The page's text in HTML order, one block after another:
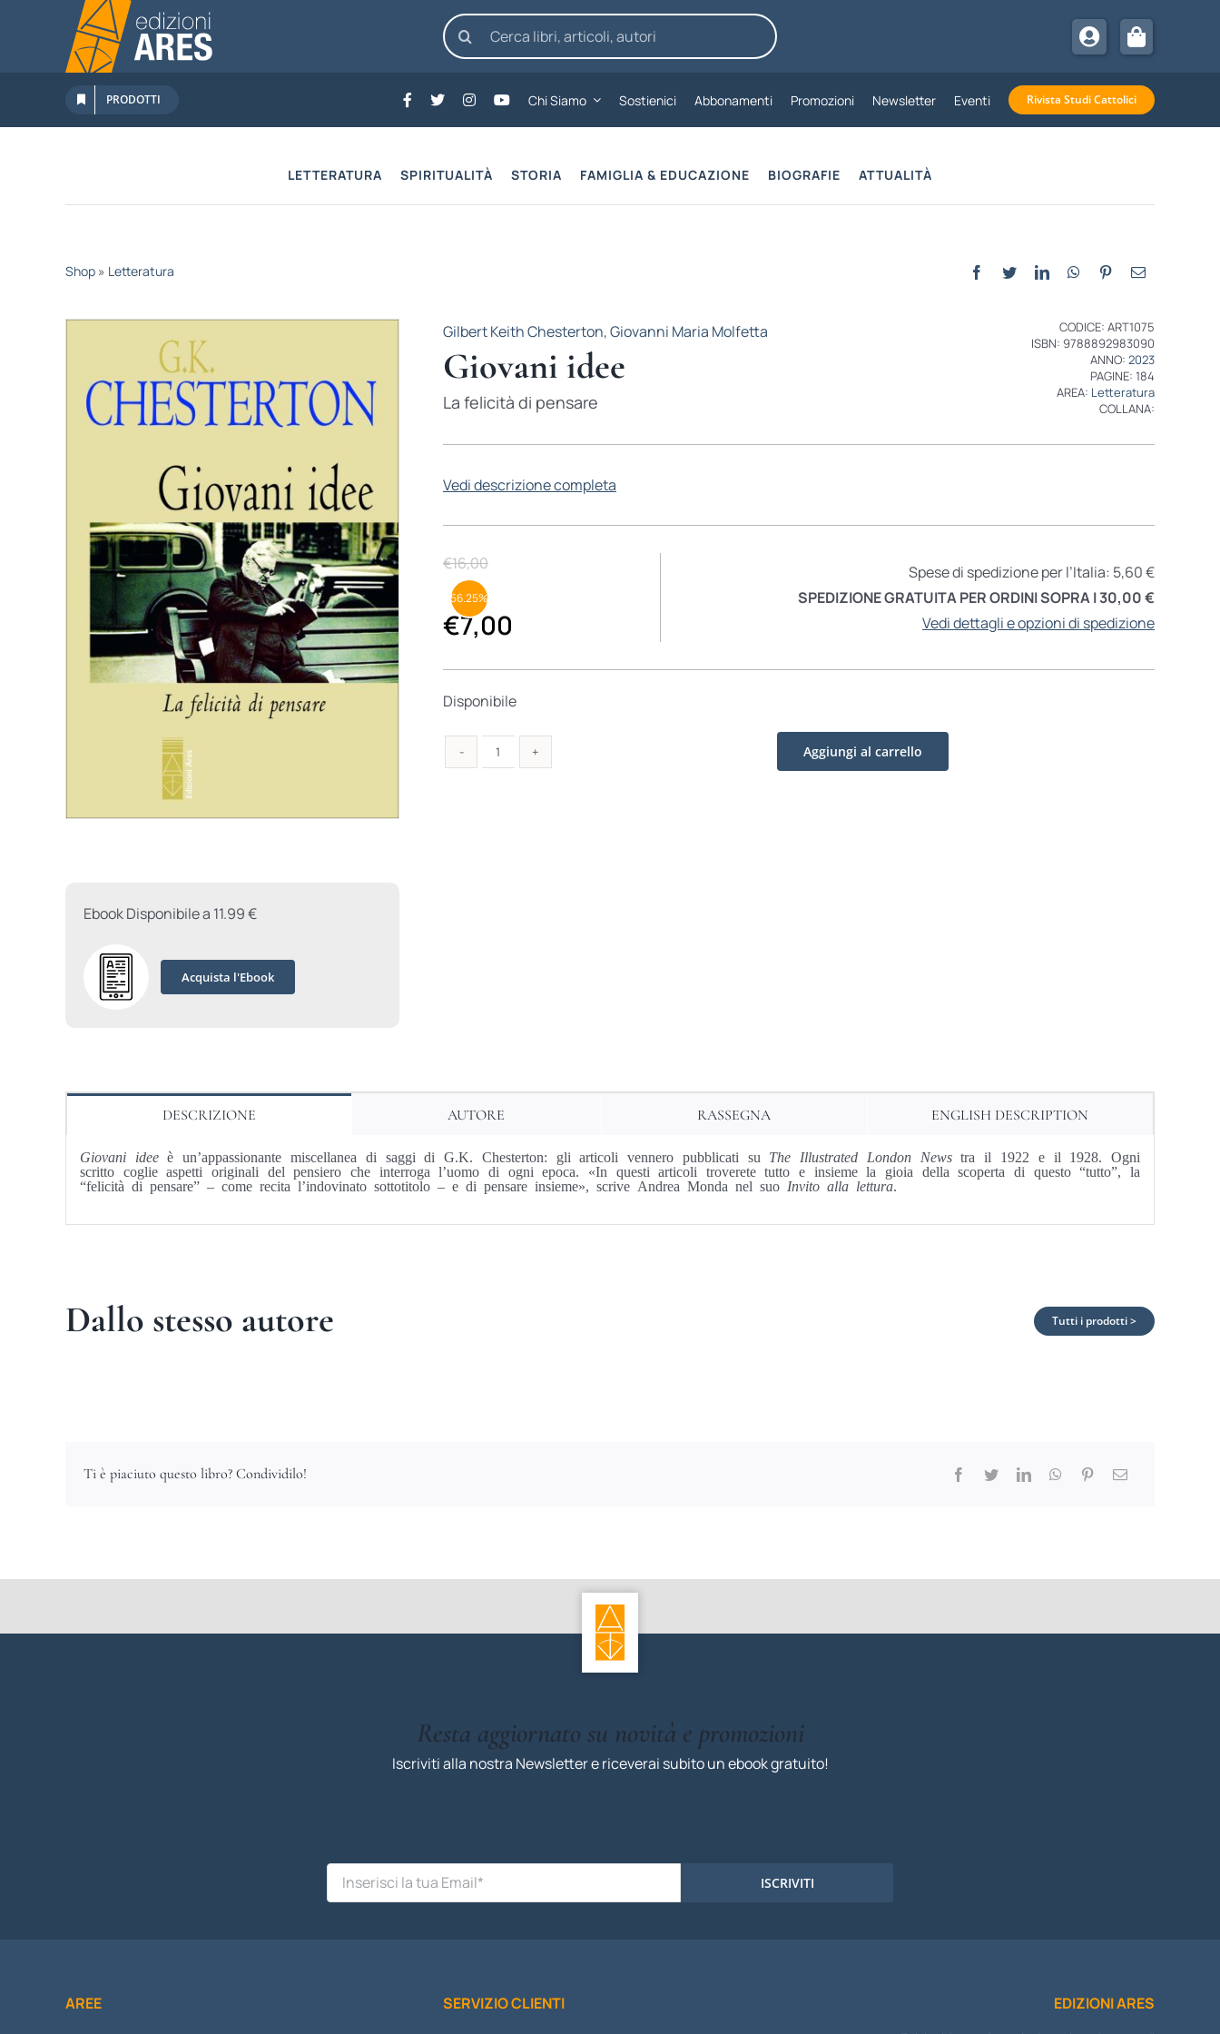
contenuto
Cerca
per:
PRODOTTI Chi Siamo Sostienici Abbonamenti Promozioni Newsletter Eventi Rivista Studi Cattolici
LETTERATURA SPIRITUALITÀ STORIA FAMIGLIA & EDUCAZIONE BIOGRAFIE ATTUALITÀ
Shop» Letteratura
Gilbert Keith Chesterton,Giovanni Maria Molfetta
Giovani idee
La felicità di pensare
CODICE: ART1075
ISBN: 9788892983090
ANNO:2023
PAGINE: 184
AREA: Letteratura
COLLANA:
Vedi descrizione completa
€16,00
€7,00
56.25%
Spese di spedizione per l’Italia: 5,60 €
SPEDIZIONE GRATUITA PER ORDINI SOPRA I 30,00 €
Vedi dettagli e opzioni di spedizione
Disponibile
Giovani
Aggiungi al carrello
Ebook Disponibile a 11.99 €
Acquista l'Ebook
DESCRIZIONE AUTORE RASSEGNA ENGLISH DESCRIPTION
Giovani ideeè un’appassionante miscellanea di saggi di G.K. Chesterton: gli articoli vennero pubblicati su The Illustrated London Newstra il 1922 e il 1928. Ogni
scritto coglie aspetti originali del pensiero che interroga l’uomo di ogni epoca. «In questi articoli troverete tutto e insieme la gioia della scoperta di questo “tutto”, la
“felicità di pensare” – come recita l’indovinato sottotitolo – e di pensare insieme», scrive Andrea Monda nel suo Invito alla lettura.
Dallo stesso autore Tutti i prodotti >
Ti è piaciuto questo libro? Condividilo!
Resta aggiornato su novità e promozioni
Iscriviti alla nostra Newsletter e riceverai subito un ebook gratuito!
ISCRIVITI
AREE
SERVIZIO CLIENTI
EDIZIONI ARES